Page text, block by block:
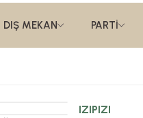
DIŞ MEKAN PARTİ
IZIPIZI